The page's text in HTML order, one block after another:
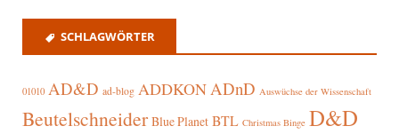
SCHLAGWÖRTER
01010 AD&D ad-blog ADDKONADnD Auswüchse der Wissenschaft
Beutelschneider Blue Planet BTL Christmas Binge D&D